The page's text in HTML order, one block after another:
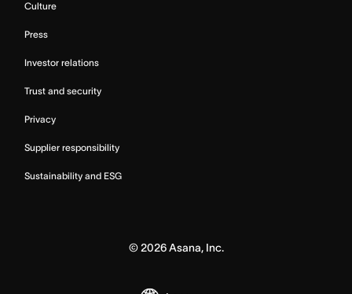
Culture
Press
Investor relations
Trust and security
Privacy
Supplier responsibility
Sustainability and ESG
© 2026Asana, Inc.